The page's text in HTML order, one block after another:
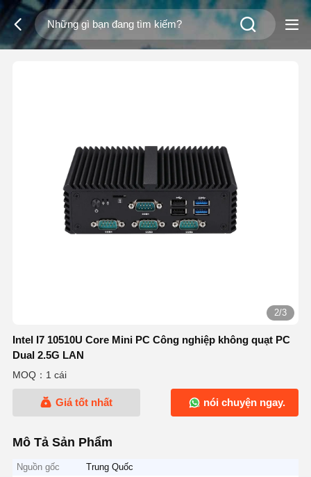
2/3
Intel I7 10510U Core Mini PC Công nghiệp không quạt PC
Dual 2.5G LAN
MOQ：1 cái
Giá tốt nhất nói chuyện ngay.
Mô Tả Sản Phẩm
Nguồn gốc
Trung Quốc